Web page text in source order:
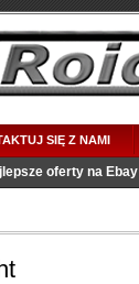
SIĘ Z NAMI
oferty na Ebay